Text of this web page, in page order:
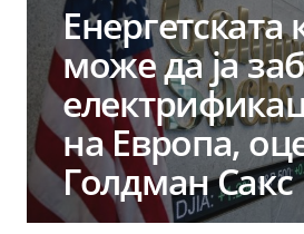
Енергетската
може да ја
на Европа,
Голдман Сакс